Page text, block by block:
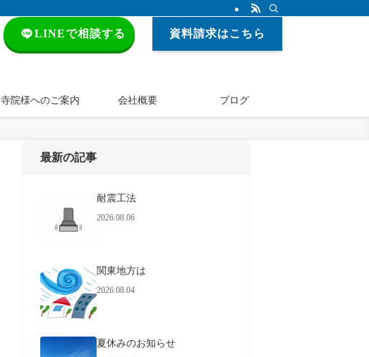
寺院様へのご案内 会社概要 ブログ
LINEで相談する 資料請求はこちら
最新の記事
耐震工法
2026.08.06
関東地方は
2026.08.04
夏休みのお知らせ